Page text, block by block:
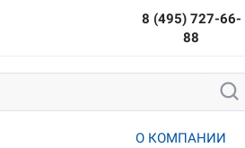
8 (495) 727-66-
88
О КОМПАНИИ